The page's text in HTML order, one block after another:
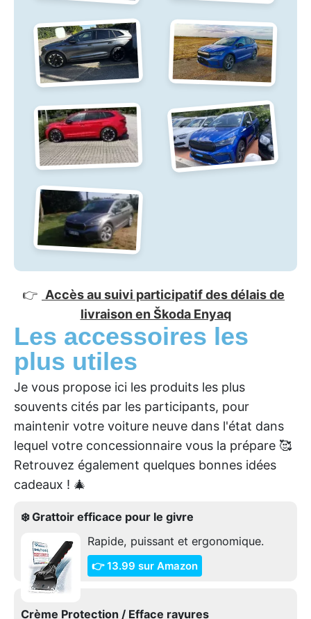
👉 Accès au suivi participatif des délais de
livraison en Škoda Enyaq
Les accessoires les
plus utiles
Je vous propose ici les produits les plus
souvents cités par les participants, pour
maintenir votre voiture neuve dans l'état dans
lequel votre concessionnaire vous la prépare 🥰
Retrouvez également quelques bonnes idées
cadeaux ! 🎄
❄️ Grattoir efficace pour le givre
Rapide, puissant et ergonomique.
👉 13.99 sur Amazon
Crème Protection / Efface rayures